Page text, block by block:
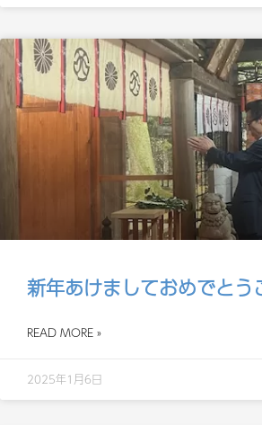
新年あけましておめでとう
READ MORE »
2025年1月6日